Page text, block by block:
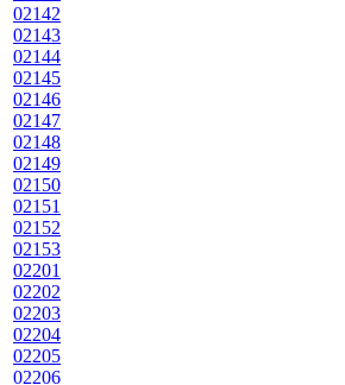
02142
02143
02144
02145
02146
02147
02148
02149
02150
02151
02152
02153
02201
02202
02203
02204
02205
02206